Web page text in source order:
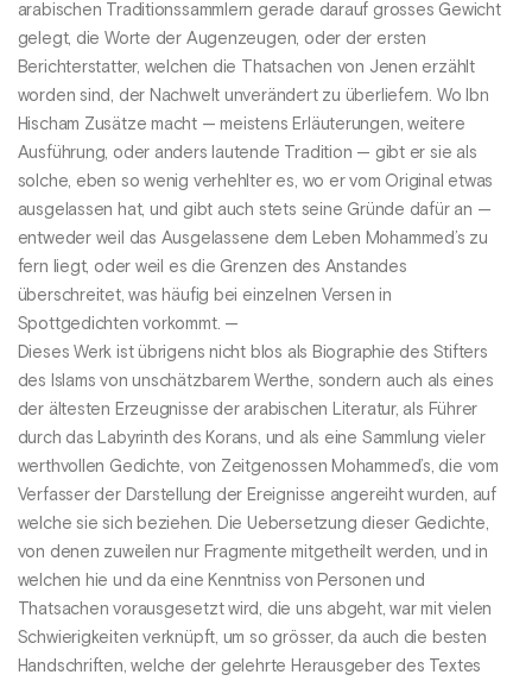
arabischen Traditionssammlern gerade darauf grosses Gewicht
gelegt, die Worte der Augenzeugen, oder der ersten
Berichterstatter, welchen die Thatsachen von Jenen erzählt
worden sind, der Nachwelt unverändert zu überliefern. Wo Ibn
Hischam Zusätze macht — meistens Erläuterungen, weitere
Ausführung, oder anders lautende Tradition — gibt er sie als
solche, eben so wenig verhehlter es, wo er vom Original etwas
ausgelassen hat, und gibt auch stets seine Gründe dafür an —
entweder weil das Ausgelassene dem Leben Mohammed’s zu
fern liegt, oder weil es die Grenzen des Anstandes
überschreitet, was häufig bei einzelnen Versen in
Spottgedichten vorkommt. —
Dieses Werk ist übrigens nicht blos als Biographie des Stifters
des Islams von unschätzbarem Werthe, sondern auch als eines
der ältesten Erzeugnisse der arabischen Literatur, als Führer
durch das Labyrinth des Korans, und als eine Sammlung vieler
werthvollen Gedichte, von Zeitgenossen Mohammed’s, die vom
Verfasser der Darstellung der Ereignisse angereiht wurden, auf
welche sie sich beziehen. Die Uebersetzung dieser Gedichte,
von denen zuweilen nur Fragmente mitgetheilt werden, und in
welchen hie und da eine Kenntniss von Personen und
Thatsachen vorausgesetzt wird, die uns abgeht, war mit vielen
Schwierigkeiten verknüpft, um so grösser, da auch die besten
Handschriften, welche der gelehrte Herausgeber des Textes